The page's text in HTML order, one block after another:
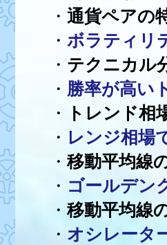
・ 通貨ペアの
・ ボラティリ
・ テクニカル
・ 勝率が高い
・
トレンド相
・ レンジ相場
・ 移動平均線
・ ゴールデン
・ 移動平均線
・ オシレータ